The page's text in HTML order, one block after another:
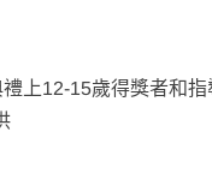
上12-15歲得獎者和